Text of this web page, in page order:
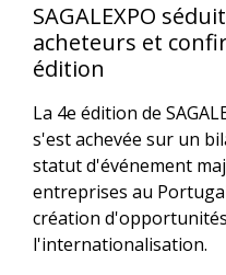
SAGALEXPO
acheteurs et
édition
La 4e édition de
s'est achevée sur un
statut d'événement
entreprises au
création
l'internationalisation.